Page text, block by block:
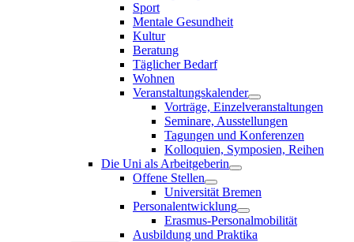
Sport
Mentale Gesundheit
Kultur
Beratung
Täglicher Bedarf
Wohnen
Veranstaltungskalender
Vorträge, Einzelveranstaltungen
Seminare, Ausstellungen
Tagungen und Konferenzen
Kolloquien, Symposien, Reihen
Die Uni als Arbeitgeberin
Offene Stellen
Universität Bremen
Personalentwicklung
Erasmus-Personalmobilität
Ausbildung und Praktika